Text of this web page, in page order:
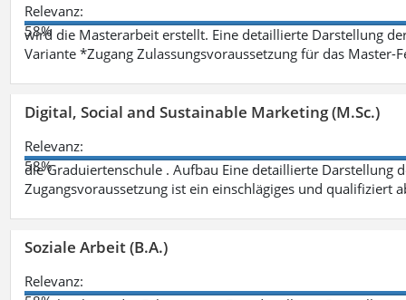
Relevanz:
58%
wird die Masterarbeit erstellt. Eine detaillierte Darstellung
Variante *Zugang Zulassungsvoraussetzung für das Master-
Digital, Social and Sustainable Marketing (M.Sc.)
Relevanz:
58%
die Graduiertenschule . Aufbau Eine detaillierte Darstellung
Zugangsvoraussetzung ist ein einschlägiges und qualifiziert
Soziale Arbeit (B.A.)
Relevanz: